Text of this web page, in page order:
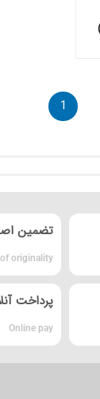
1
تضمین
of originality
پرداخت
Online pay